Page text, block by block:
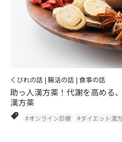
くびれの話 | 腸活の話 | 食事の話
助っ人漢方薬！代謝を高める
漢方薬
#オンライン診療 #ダイエット漢